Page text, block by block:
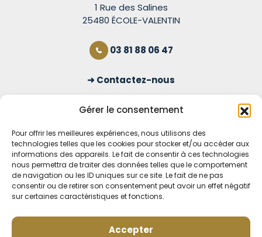
Gérer le consentement
Pour offrir les meilleures expériences, nous utilisons des
technologies telles que les cookies pour stocker et/ou accéder aux
informations des appareils. Le fait de consentir à ces technologies
nous permettra de traiter des données telles que le comportement
de navigation ou les ID uniques sur ce site. Le fait de ne pas
consentir ou de retirer son consentement peut avoir un effet négatif
sur certaines caractéristiques et fonctions.
Accepter
1 Rue des Salines
25480 ÉCOLE-VALENTIN
03 81 88 06 47
Contactez-nous
OUVERT TOUS LES JOURS
Voir nos horaires
MENTIONS LÉGALES